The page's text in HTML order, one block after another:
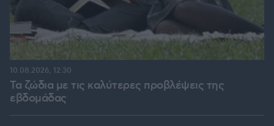
Τα ζώδια με τις καλύτερες προβλέψεις της
εβδομάδας
10.08.2026, 12:30